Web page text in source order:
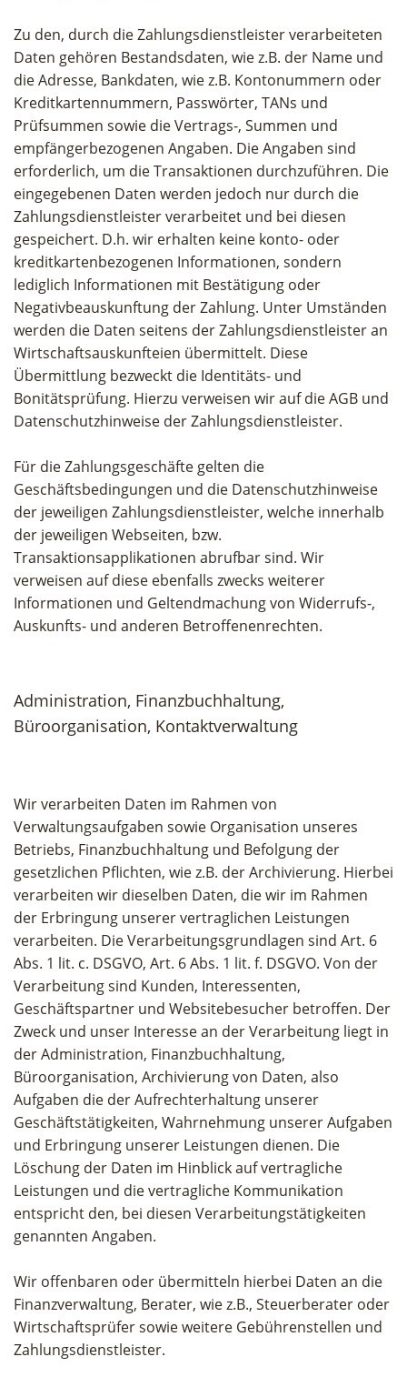
Zu den, durch die Zahlungsdienstleister verarbeiteten
Daten gehören Bestandsdaten, wie z.B. der Name und
die Adresse, Bankdaten, wie z.B. Kontonummern oder
Kreditkartennummern, Passwörter, TANs und
Prüfsummen sowie die Vertrags-, Summen und
empfängerbezogenen Angaben. Die Angaben sind
erforderlich, um die Transaktionen durchzuführen. Die
eingegebenen Daten werden jedoch nur durch die
Zahlungsdienstleister verarbeitet und bei diesen
gespeichert. D.h. wir erhalten keine konto- oder
kreditkartenbezogenen Informationen, sondern
lediglich Informationen mit Bestätigung oder
Negativbeauskunftung der Zahlung. Unter Umständen
werden die Daten seitens der Zahlungsdienstleister an
Wirtschaftsauskunfteien übermittelt. Diese
Übermittlung bezweckt die Identitäts- und
Bonitätsprüfung. Hierzu verweisen wir auf die AGB und
Datenschutzhinweise der Zahlungsdienstleister.
Für die Zahlungsgeschäfte gelten die
Geschäftsbedingungen und die Datenschutzhinweise
der jeweiligen Zahlungsdienstleister, welche innerhalb
der jeweiligen Webseiten, bzw.
Transaktionsapplikationen abrufbar sind. Wir
verweisen auf diese ebenfalls zwecks weiterer
Informationen und Geltendmachung von Widerrufs-,
Auskunfts- und anderen Betroffenenrechten.
Administration, Finanzbuchhaltung,
Büroorganisation, Kontaktverwaltung
Wir verarbeiten Daten im Rahmen von
Verwaltungsaufgaben sowie Organisation unseres
Betriebs, Finanzbuchhaltung und Befolgung der
gesetzlichen Pflichten, wie z.B. der Archivierung. Hierbei
verarbeiten wir dieselben Daten, die wir im Rahmen
der Erbringung unserer vertraglichen Leistungen
verarbeiten. Die Verarbeitungsgrundlagen sind Art. 6
Abs. 1 lit. c. DSGVO, Art. 6 Abs. 1 lit. f. DSGVO. Von der
Verarbeitung sind Kunden, Interessenten,
Geschäftspartner und Websitebesucher betroffen. Der
Zweck und unser Interesse an der Verarbeitung liegt in
der Administration, Finanzbuchhaltung,
Büroorganisation, Archivierung von Daten, also
Aufgaben die der Aufrechterhaltung unserer
Geschäftstätigkeiten, Wahrnehmung unserer Aufgaben
und Erbringung unserer Leistungen dienen. Die
Löschung der Daten im Hinblick auf vertragliche
Leistungen und die vertragliche Kommunikation
entspricht den, bei diesen Verarbeitungstätigkeiten
genannten Angaben.
Wir offenbaren oder übermitteln hierbei Daten an die
Finanzverwaltung, Berater, wie z.B., Steuerberater oder
Wirtschaftsprüfer sowie weitere Gebührenstellen und
Zahlungsdienstleister.